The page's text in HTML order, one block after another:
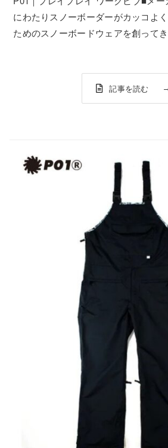
にわたりスノーボーダーがカッコよ
ためのスノーボードウェアを創って
ップし続けてきたモデル。L...
記事を読む